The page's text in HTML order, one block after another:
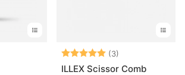
4.2 ud af 5 stjernerVurdering: (3)
ILLEX Scissor Comb